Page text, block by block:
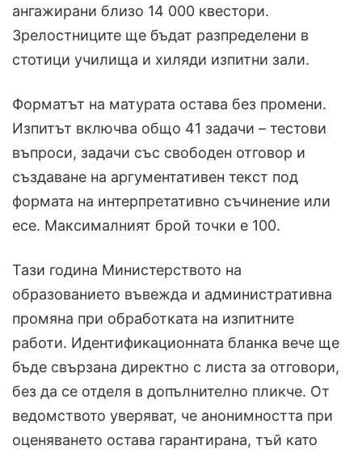
ангажирани близо 14 000 квестори.
Зрелостниците ще бъдат разпределени в
стотици училища и хиляди изпитни зали.
Форматът на матурата остава без промени.
Изпитът включва общо 41 задачи – тестови
въпроси, задачи със свободен отговор и
създаване на аргументативен текст под
формата на интерпретативно съчинение или
есе. Максималният брой точки е 100.
Тази година Министерството на
образованието въвежда и административна
промяна при обработката на изпитните
работи. Идентификационната бланка вече ще
бъде свързана директно с листа за отговори,
без да се отделя в допълнително пликче. От
ведомството уверяват, че анонимността при
оценяването остава гарантирана, тъй като